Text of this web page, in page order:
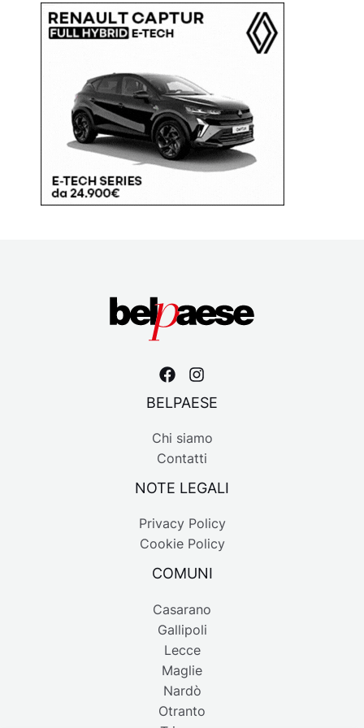
BELPAESE
Chi siamo
Contatti
NOTE LEGALI
Privacy Policy
Cookie Policy
COMUNI
Casarano
Gallipoli
Lecce
Maglie
Nardò
Otranto